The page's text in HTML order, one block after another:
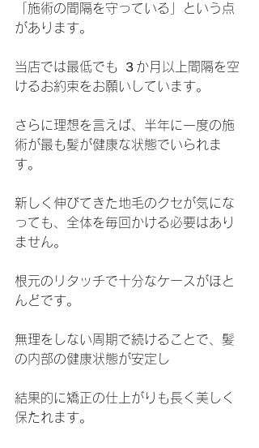
「施術の間隔を守っている」という点
があります。
当店では最低でも ３か月以上間隔を空
けるお約束をお願いしています。
さらに理想を言えば、半年に一度の施
術が最も髪が健康な状態でいられま
す。
新しく伸びてきた地毛のクセが気にな
っても、全体を毎回かける必要はあり
ません。
根元のリタッチで十分なケースがほと
んどです。
無理をしない周期で続けることで、髪
の内部の健康状態が安定し
結果的に矯正の仕上がりも長く美しく
保たれます。